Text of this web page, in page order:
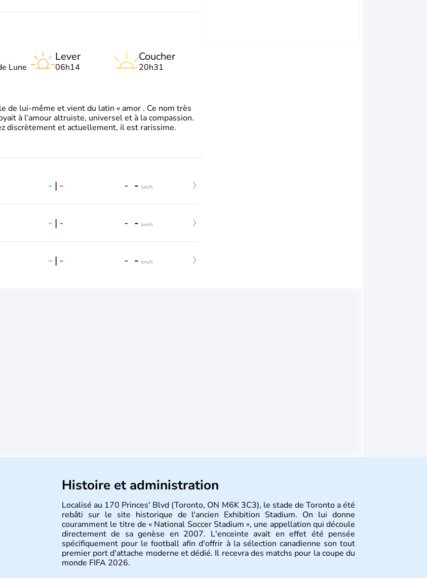
Lune
Lever
06h14
Coucher
20h31
de lui-même et vient du latin « amor . Ce nom très
à l’amour altruiste, universel et à la compassion.
discrètement et actuellement, il est rarissime.
- | - - - km/h
- | - - - km/h
- | - - - km/h
Histoire et administration
Localisé au 170 Princes' Blvd (Toronto, ON M6K 3C3), le stade de Toronto a été
rebâti sur le site historique de l'ancien Exhibition Stadium. On lui donne
couramment le titre de « National Soccer Stadium », une appellation qui découle
directement de sa genèse en 2007. L'enceinte avait en effet été pensée
spécifiquement pour le football afin d'offrir à la sélection canadienne son tout
premier port d'attache moderne et dédié. Il recevra des matchs pour la coupe du
monde FIFA 2026.